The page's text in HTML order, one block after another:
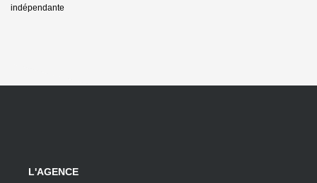
indépendante
L'AGENCE